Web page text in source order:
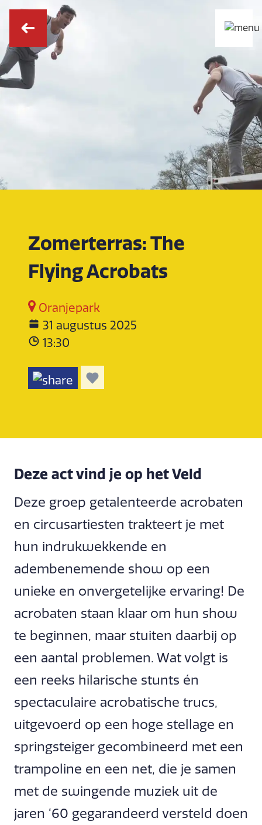
Zomerterras: The
Flying Acrobats
Oranjepark
31 augustus 2025
13:30
Deze act vind je op het Veld
Deze groep getalenteerde acrobaten
en circusartiesten trakteert je met
hun indrukwekkende en
adembenemende show op een
unieke en onvergetelijke ervaring! De
acrobaten staan klaar om hun show
te beginnen, maar stuiten daarbij op
een aantal problemen. Wat volgt is
een reeks hilarische stunts én
spectaculaire acrobatische trucs,
uitgevoerd op een hoge stellage en
springsteiger gecombineerd met een
trampoline en een net, die je samen
met de swingende muziek uit de
jaren ‘60 gegarandeerd versteld doen